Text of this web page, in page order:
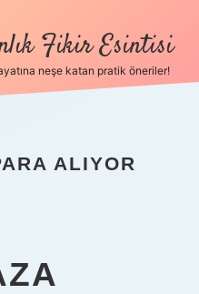
Fikir Esintisi
neşe katan pratik öneriler!
ALIYOR